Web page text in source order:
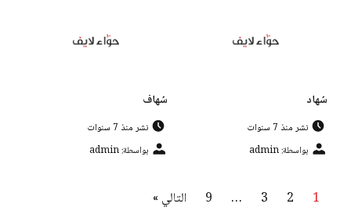
سُهاد
نشر منذ 7 سنوات
بواسطة: admin
سُهاف
نشر منذ 7 سنوات
بواسطة: admin
1
2
3
…
9 التالي »